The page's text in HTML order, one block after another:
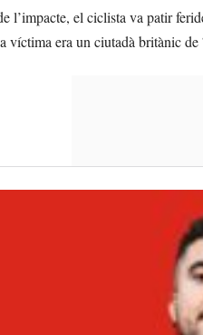
l’impacte, el ciclista va patir
víctima era un ciutadà britànic